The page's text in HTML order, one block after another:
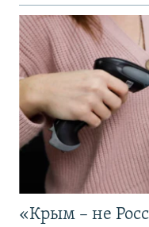
«Крым – не